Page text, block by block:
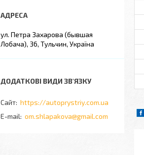
ул. Петра Захарова (бывшая
Лобача), 36, Тульчин, Україна
https://autoprystriy.com.ua
om.shlapakova@gmail.com